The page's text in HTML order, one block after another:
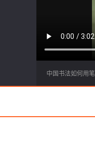
中国书法如何用笔